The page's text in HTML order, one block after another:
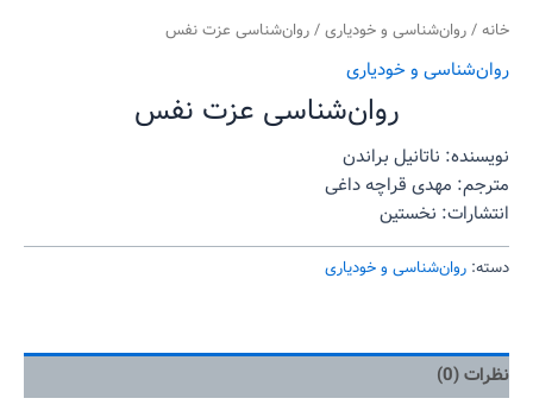
خانه/روان‌‌شناسی و خودیاری/ روان‌شناسی عزت نفس
روان‌‌شناسی و خودیاری
روان‌شناسی عزت نفس
نویسنده: ناتانیل براندن
مترجم: مهدی قراچه داغی
انتشارات: نخستین
دسته: روان‌‌شناسی و خودیاری
نظرات (0)